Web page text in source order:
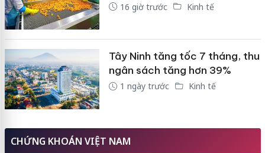
16 giờ trước Kinh tế
Tây Ninh tăng tốc 7 tháng, thu
ngân sách tăng hơn 39%
1 ngày trước Kinh tế
CHỨNG KHOÁN VIỆT NAM